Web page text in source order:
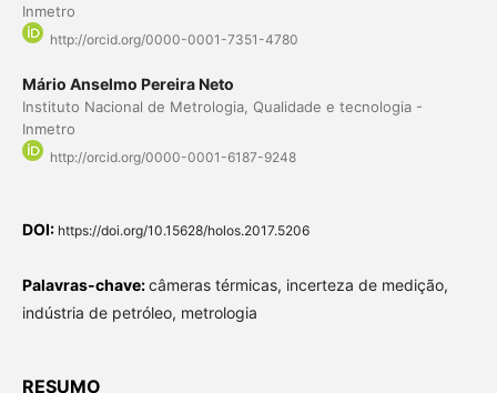
Inmetro
http://orcid.org/0000-0001-7351-4780
Mário Anselmo Pereira Neto
Instituto Nacional de Metrologia, Qualidade e tecnologia -
Inmetro
http://orcid.org/0000-0001-6187-9248
DOI: https://doi.org/10.15628/holos.2017.5206
Palavras-chave:câmeras térmicas, incerteza de medição,
indústria de petróleo, metrologia
RESUMO